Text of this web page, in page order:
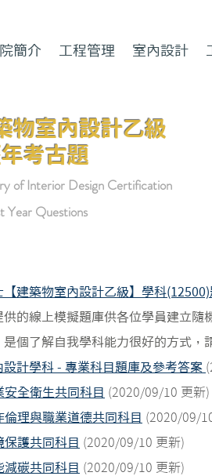
簡介 工程管理 室內設計
物室內設計乙級
考古題
of Interior Design Certification
Year Questions
【建築物室內設計乙級】學科
供的線上模擬題庫供各位學員建立隨
是個了解自我學科能力很好的方式，
設計學科 - 專業科目題庫及參考答案
安全衛生共同科目 (2020/09/10 更新)
倫理與職業道德共同科目 (2020/09/
保護共同科目 (2020/09/10 更新)
減碳共同科目 (2020/09/10 更新)